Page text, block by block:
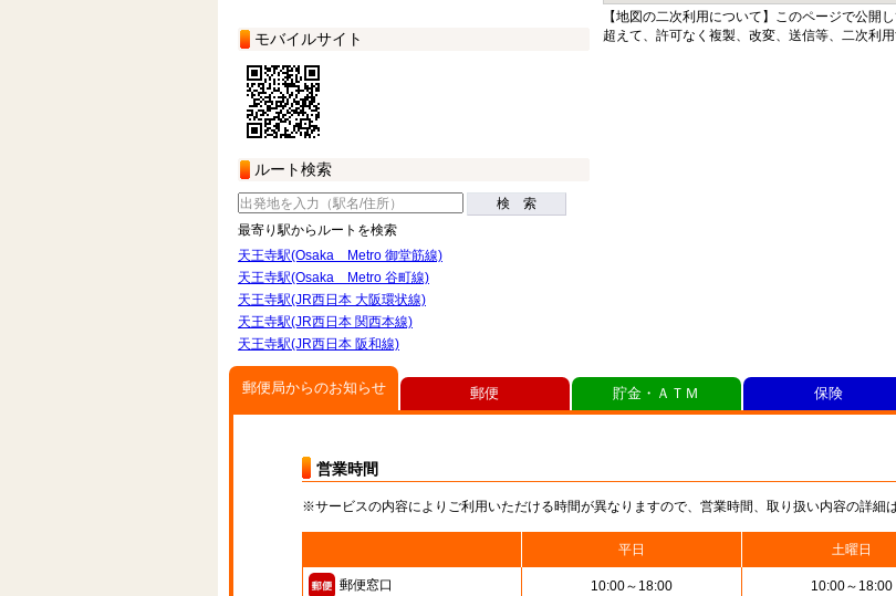
モバイルサイト
ルート検索
検 索
最寄り駅からルートを検索
天王寺駅(Osaka Metro 御堂筋線)
天王寺駅(Osaka Metro 谷町線)
天王寺駅(JR西日本 大阪環状線)
天王寺駅(JR西日本 関西本線)
天王寺駅(JR西日本 阪和線)
【地図の二次利用について】このページで公開
超えて、許可なく複製、改変、送信等、二次利
郵便局からのお知らせ
営業時間
※サービスの内容によりご利用いただける時間が異なりますので、営業時間、取り扱い内容の詳細
平日 土曜日
郵便窓口 10:00～18:00 10:00～18:00
郵便 貯金・ＡＴＭ 保険